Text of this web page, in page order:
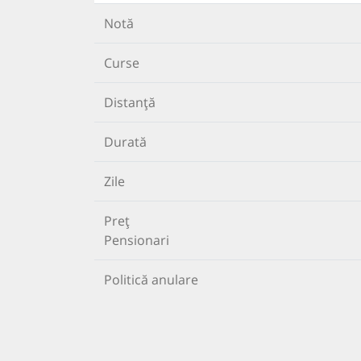
Notă
Curse
Distanță
Durată
Zile
Preț
Pensionari
Politică anulare